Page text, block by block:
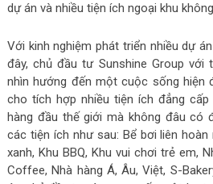
dự án và nhiều tiện ích ngoại khu
Với kinh nghiệm phát triển nhiều dự
đây, chủ đầu tư Sunshine Group
nhìn hướng đến một cuộc sống hiện
cho tích hợp nhiều tiện ích đẳng
hàng đầu thế giới mà không đâu có
các tiện ích như sau: Bể bơi liên
xanh, Khu BBQ, Khu vui chơi trẻ em,
Coffee, Nhà hàng Á, Âu, Việt, S-